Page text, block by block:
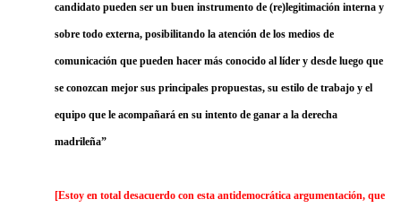
candidato pueden ser un buen instrumento de (re)legitimación interna y
sobre todo externa, posibilitando la atención de los medios de
comunicación que pueden hacer más conocido al líder y desde luego que
se conozcan mejor sus principales propuestas, su estilo de trabajo y el
equipo que le acompañará en su intento de ganar a la derecha
madrileña”
[Estoy en total desacuerdo con esta antidemocrática argumentación, que